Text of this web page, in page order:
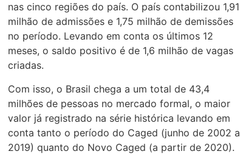
nas cinco regiões do país. O país contabilizou 1,91
milhão de admissões e 1,75 milhão de demissões
no período. Levando em conta os últimos 12
meses, o saldo positivo é de 1,6 milhão de vagas
criadas.
Com isso, o Brasil chega a um total de 43,4
milhões de pessoas no mercado formal, o maior
valor já registrado na série histórica levando em
conta tanto o período do Caged (junho de 2002 a
2019) quanto do Novo Caged (a partir de 2020).